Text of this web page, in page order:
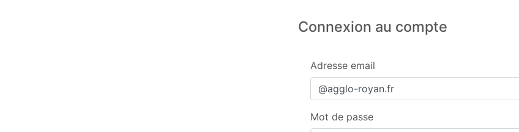
Connexion au compte
Authentification
Authentification
Adresse email
Mot de passe